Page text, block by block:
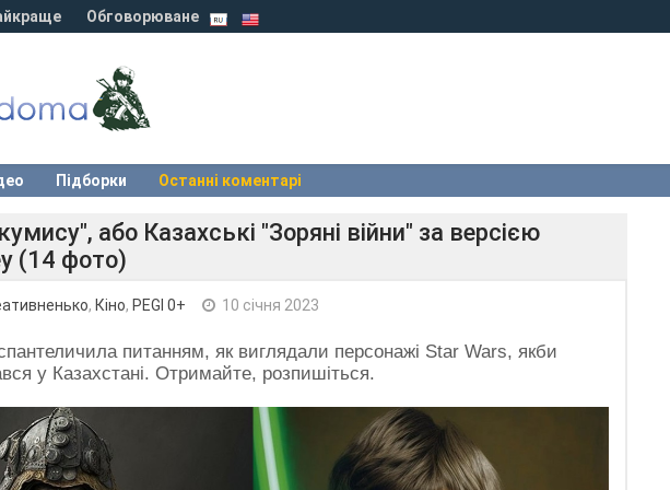
Обговорюване
Підборки Останні коментарі
або Казахські "Зоряні війни" за версією
(14 фото)
, Кіно, PEGI 0+ 10 січня 2023
питанням, як виглядали персонажі Star Wars, якби
у Казахстані. Отримайте, розпишіться.